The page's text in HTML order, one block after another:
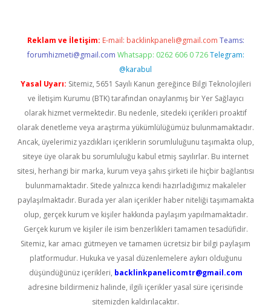
Reklam ve İletişim: E-mail: backlinkpaneli@gmail.com Teams:
forumhizmeti@gmail.com Whatsapp: 0262 606 0 726 Telegram:
@karabul
Yasal Uyarı: Sitemiz, 5651 Sayılı Kanun gereğince Bilgi Teknolojileri
ve İletişim Kurumu (BTK) tarafından onaylanmış bir Yer Sağlayıcı
olarak hizmet vermektedir. Bu nedenle, sitedeki içerikleri proaktif
olarak denetleme veya araştırma yükümlülüğümüz bulunmamaktadır.
Ancak, üyelerimiz yazdıkları içeriklerin sorumluluğunu taşımakta olup,
siteye üye olarak bu sorumluluğu kabul etmiş sayılırlar. Bu internet
sitesi, herhangi bir marka, kurum veya şahıs şirketi ile hiçbir bağlantısı
bulunmamaktadır. Sitede yalnızca kendi hazırladığımız makaleler
paylaşılmaktadır. Burada yer alan içerikler haber niteliği taşımamakta
olup, gerçek kurum ve kişiler hakkında paylaşım yapılmamaktadır.
Gerçek kurum ve kişiler ile isim benzerlikleri tamamen tesadüfidir.
Sitemiz, kar amacı gütmeyen ve tamamen ücretsiz bir bilgi paylaşım
platformudur. Hukuka ve yasal düzenlemelere aykırı olduğunu
düşündüğünüz içerikleri, backlinkpanelicomtr@gmail.com
adresine bildirmeniz halinde, ilgili içerikler yasal süre içerisinde
sitemizden kaldırılacaktır.